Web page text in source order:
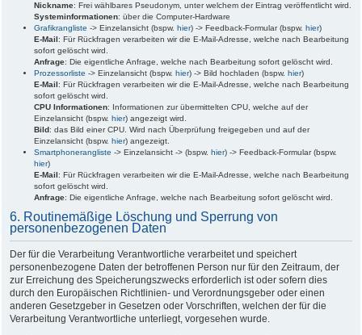
Nickname: Frei wählbares Pseudonym, unter welchem der Eintrag veröffentlicht wird.
Systeminformationen: über die Computer-Hardware
Grafikrangliste -> Einzelansicht (bspw. hier) -> Feedback-Formular (bspw. hier)
E-Mail: Für Rückfragen verarbeiten wir die E-Mail-Adresse, welche nach Bearbeitung
sofort gelöscht wird.
Anfrage: Die eigentliche Anfrage, welche nach Bearbeitung sofort gelöscht wird.
Prozessorliste -> Einzelansicht (bspw. hier) -> Bild hochladen (bspw. hier)
E-Mail: Für Rückfragen verarbeiten wir die E-Mail-Adresse, welche nach Bearbeitung
sofort gelöscht wird.
CPU Informationen: Informationen zur übermittelten CPU, welche auf der
Einzelansicht (bspw. hier) angezeigt wird.
Bild: das Bild einer CPU. Wird nach Überprüfung freigegeben und auf der
Einzelansicht (bspw. hier) angezeigt.
Smartphonerangliste -> Einzelansicht -> (bspw. hier) -> Feedback-Formular (bspw.
hier)
E-Mail: Für Rückfragen verarbeiten wir die E-Mail-Adresse, welche nach Bearbeitung
sofort gelöscht wird.
Anfrage: Die eigentliche Anfrage, welche nach Bearbeitung sofort gelöscht wird.
6. Routinemäßige Löschung und Sperrung von
personenbezogenen Daten
Der für die Verarbeitung Verantwortliche verarbeitet und speichert
personenbezogene Daten der betroffenen Person nur für den Zeitraum, der
zur Erreichung des Speicherungszwecks erforderlich ist oder sofern dies
durch den Europäischen Richtlinien- und Verordnungsgeber oder einen
anderen Gesetzgeber in Gesetzen oder Vorschriften, welchen der für die
Verarbeitung Verantwortliche unterliegt, vorgesehen wurde.